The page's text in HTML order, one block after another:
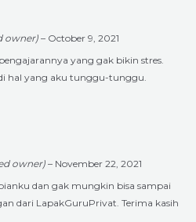
owner)– October 9, 2021
yang gak bikin stres.
hal yang aku tunggu-tunggu.
owner)– November 22, 2021
dan gak mungkin bisa sampai
dari LapakGuruPrivat. Terima kasih